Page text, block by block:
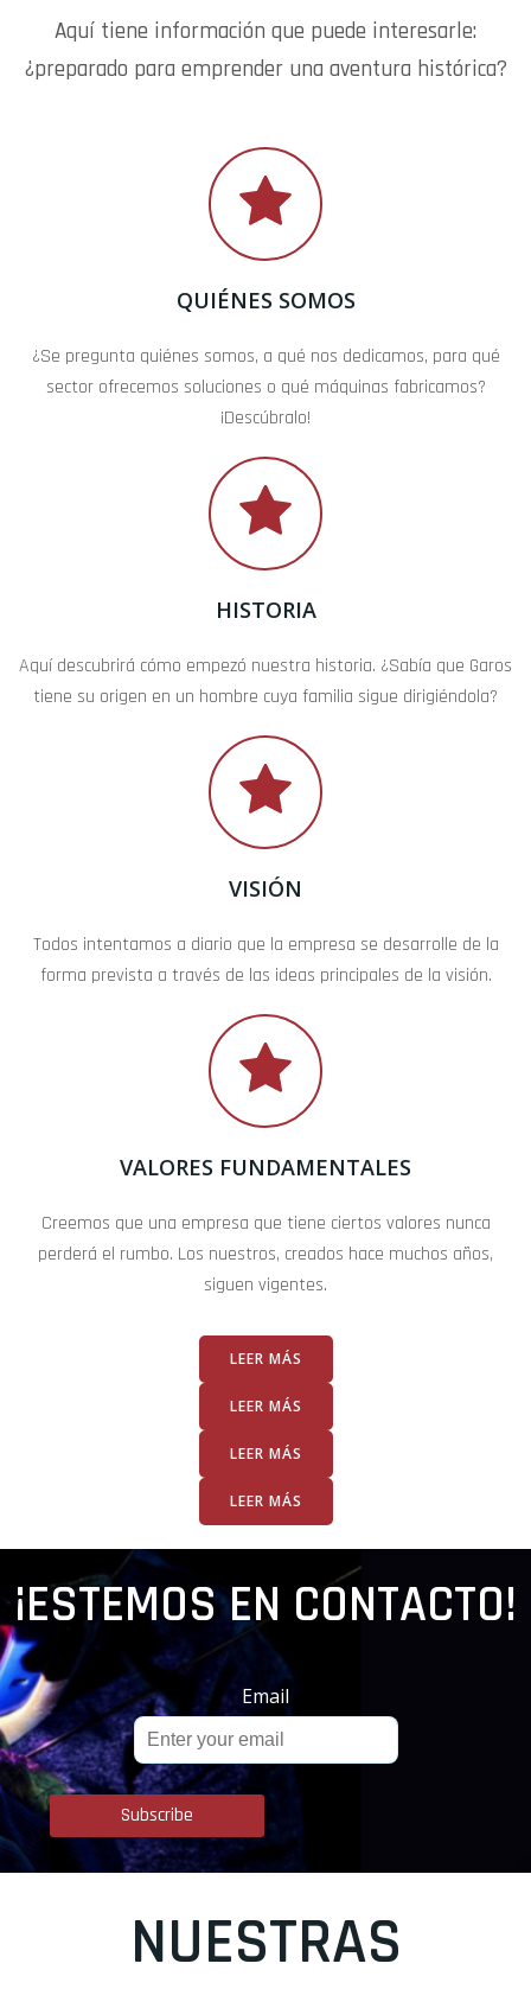
Aquí tiene información que puede interesarle:
¿preparado para emprender una aventura histórica?
QUIÉNES SOMOS
¿Se pregunta quiénes somos, a qué nos dedicamos, para qué
sector ofrecemos soluciones o qué máquinas fabricamos?
¡Descúbralo!
HISTORIA
Aquí descubrirá cómo empezó nuestra historia. ¿Sabía que Garos
tiene su origen en un hombre cuya familia sigue dirigiéndola?
VISIÓN
Todos intentamos a diario que la empresa se desarrolle de la
forma prevista a través de las ideas principales de la visión.
VALORES FUNDAMENTALES
Creemos que una empresa que tiene ciertos valores nunca
perderá el rumbo. Los nuestros, creados hace muchos años,
siguen vigentes.
LEER MÁS
LEER MÁS
LEER MÁS
LEER MÁS
¡ESTEMOS EN CONTACTO!
Email
NUESTRAS